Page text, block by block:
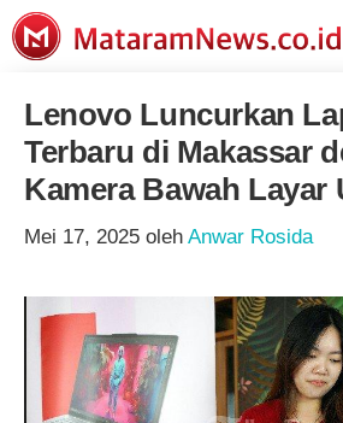
Langsung
ke
Lenovo Luncurkan
Terbaru di Makassar
Kamera Bawah Layar
Mei 17, 2025 oleh Anwar Rosida